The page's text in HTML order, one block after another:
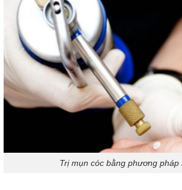
Trị mụn cóc bằng phương pháp